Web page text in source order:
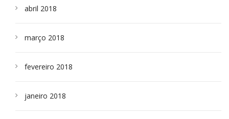
abril 2018
março 2018
fevereiro 2018
janeiro 2018